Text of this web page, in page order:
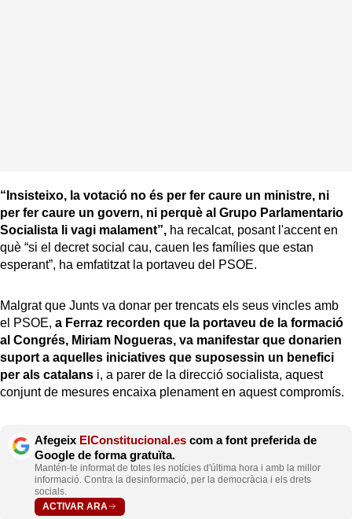
“Insisteixo, la votació no és per fer caure un ministre, ni
per fer caure un govern, ni perquè al Grupo Parlamentario
Socialista li vagi malament”, ha recalcat, posant l'accent en
què “si el decret social cau, cauen les famílies que estan
esperant”, ha emfatitzat la portaveu del PSOE.
Malgrat que Junts va donar per trencats els seus vincles amb
el PSOE, a Ferraz recorden que la portaveu de la formació
al Congrés, Miriam Nogueras, va manifestar que donarien
suport a aquelles iniciatives que suposessin un benefici
per als catalans i, a parer de la direcció socialista, aquest
conjunt de mesures encaixa plenament en aquest compromís.
Afegeix ElConstitucional.es com a font preferida de
Google de forma gratuïta.
Mantén-te informat de totes les notícies d'última hora i amb la millor
informació. Contra la desinformació, per la democràcia i els drets
socials.
ACTIVAR ARA